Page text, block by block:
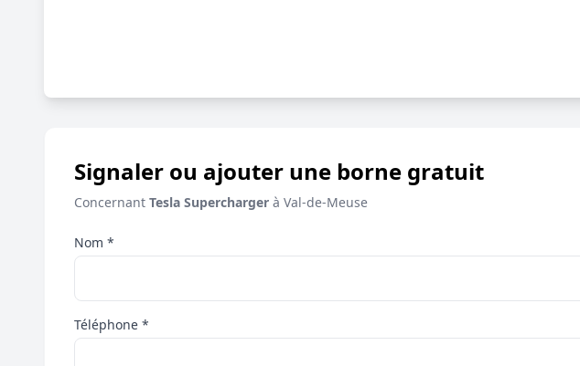
Signaler ou ajouter une borne gratuit
Concernant Tesla Supercharger à Val-de-Meuse
Nom *
Téléphone *